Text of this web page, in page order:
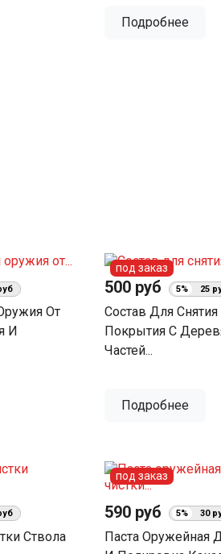
Подробнее
От
И
500 руб 5% 25
Состав Для Снятия
Покрытия С
Частей...
Подробнее
под заказ
Ствола
590 руб 5% 30
Паста Оружейная
под заказ